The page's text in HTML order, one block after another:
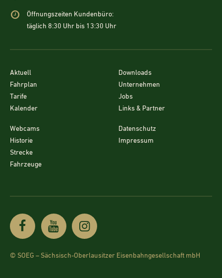
Öffnungszeiten Kundenbüro:
täglich 8:30 Uhr bis 13:30 Uhr
Aktuell
Fahrplan
Tarife
Kalender
Downloads
Unternehmen
Jobs
Links & Partner
Webcams
Historie
Strecke
Fahrzeuge
Datenschutz
Impressum
© SOEG – Sächsisch-Oberlausitzer Eisenbahngesellschaft mbH